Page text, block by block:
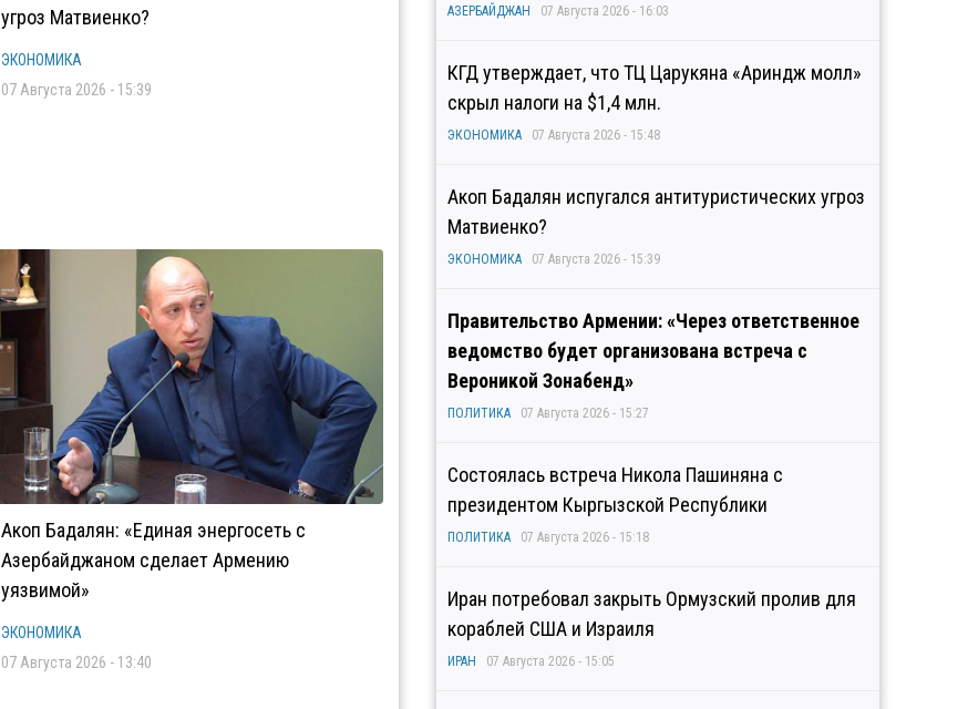
угроз Матвиенко?
ЭКОНОМИКА
07 Августа 2026 - 15:39
Акоп Бадалян: «Единая энергосеть с
Азербайджаном сделает Армению
уязвимой»
ЭКОНОМИКА
07 Августа 2026 - 13:40
АЗЕРБАЙДЖАН 07 Августа 2026 - 16:03
КГД утверждает, что ТЦ Царукяна «Ариндж молл»
скрыл налоги на $1,4 млн.
ЭКОНОМИКА 07 Августа 2026 - 15:48
Акоп Бадалян испугался антитуристических угроз
Матвиенко?
ЭКОНОМИКА 07 Августа 2026 - 15:39
Правительство Армении: «Через ответственное
ведомство будет организована встреча с
Вероникой Зонабенд»
ПОЛИТИКА 07 Августа 2026 - 15:27
Состоялась встреча Никола Пашиняна с
президентом Кыргызской Республики
ПОЛИТИКА 07 Августа 2026 - 15:18
Иран потребовал закрыть Ормузский пролив для
кораблей США и Израиля
ИРАН 07 Августа 2026 - 15:05